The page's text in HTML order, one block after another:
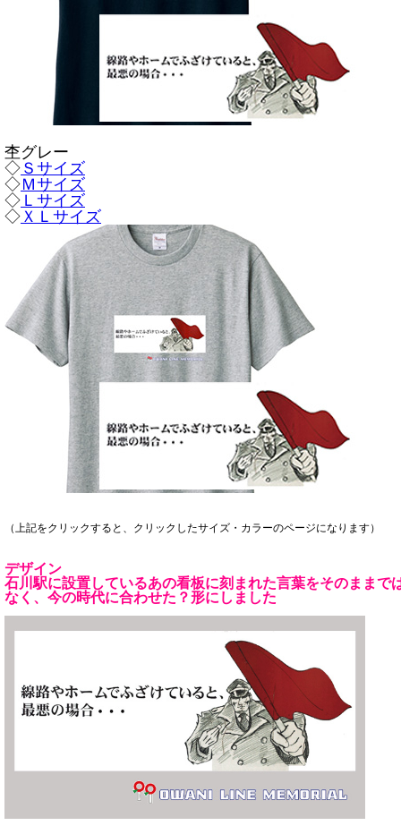
杢グレー
◇ Ｓサイズ
◇Ｍサイズ
◇ Ｌサイズ
◇ ＸＬサイズ
（上記をクリックすると、クリックしたサイズ・カラーのページになります）
デザイン
石川駅に設置しているあの看板に刻まれた言葉をそのままで
なく、今の時代に合わせた？形にしました